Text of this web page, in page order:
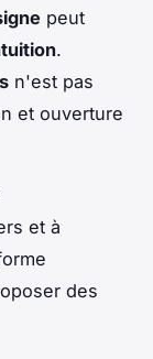
peut
.
n'est pas
et ouverture
et à
des